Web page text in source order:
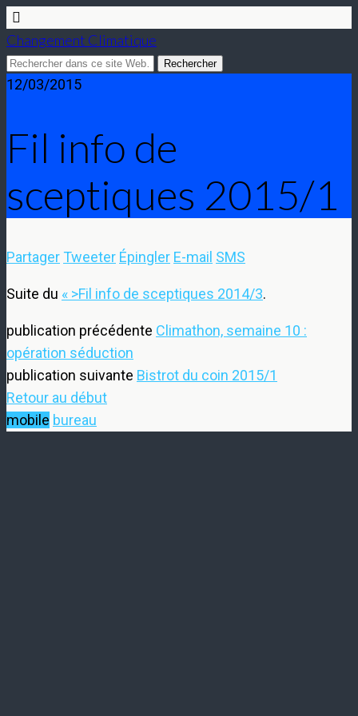
Changement Climatique
12/03/2015
Fil info de
sceptiques 2015/1
Partager Tweeter Épingler E-mail SMS
Suite du « >Fil info de sceptiques 2014/3.
publication précédente Climathon, semaine 10 :
opération séduction
publication suivante Bistrot du coin 2015/1
Retour au début
mobile bureau